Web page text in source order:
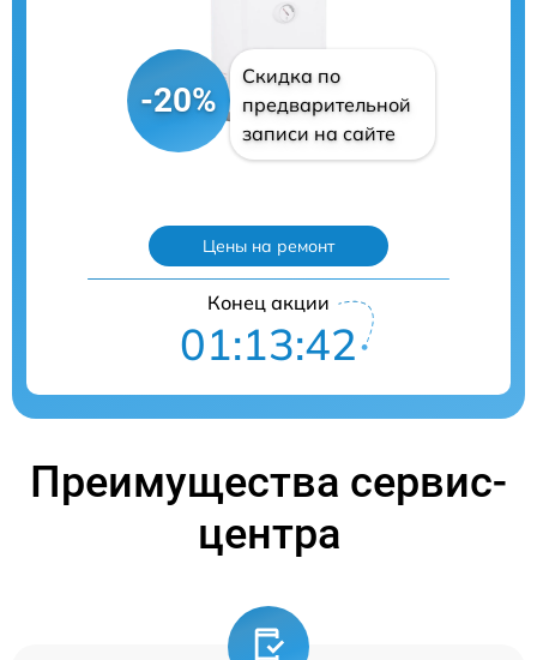
-20%
Скидка по
предварительной
записи на сайте
Цены на ремонт
Конец акции
01:13:41
Преимущества сервис-
центра